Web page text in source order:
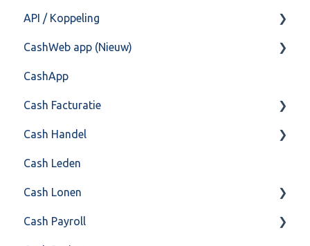
CashHero Layout
Mailen vanuit CASHWeb
Algemeen gebruik
API / Koppeling
Algemeen
Api 3.0 (SOAP API)
API 4.0 (REST API)
CashWeb app (Nieuw)
Veel gestelde vragen
CashApp
Cash Facturatie
Factureren
Instellingen
Algemeen
Formulierlayout
Cash Handel
Inkoop
Verkoop
Voorraad
Cash Leden
Cash Lonen
Algemeen
Cash Payroll